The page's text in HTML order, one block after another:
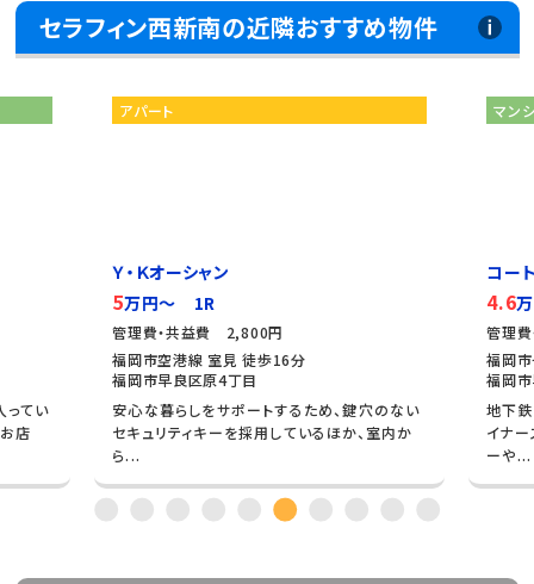
セラフィン西新南の近隣おすすめ物件
ってい
店
アパート
Ｙ・Ｋオーシャン
5万円～ 1R
管理費・共益費 2,800円
福岡市空港線 室見 徒歩16分
福岡市早良区原4丁目
安心な暮らしをサポートするため、鍵穴のない
セキュリティキーを採用しているほか、室内か
ら...
マン
コー
4.6
管理
福岡
福岡
地下
イナ
ーや...